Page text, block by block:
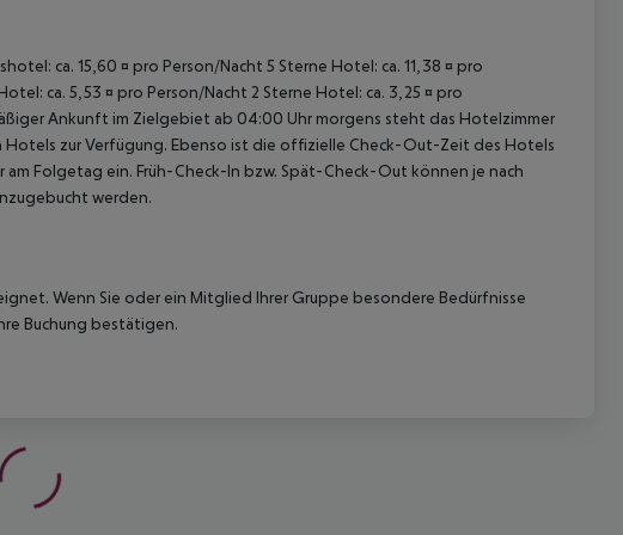
ca. 15,60 ¤ pro Person/Nacht 5 Sterne Hotel: ca. 11,38 ¤ pro
ca. 5,53 ¤ pro Person/Nacht 2 Sterne Hotel: ca. 3,25 ¤ pro
Ankunft im Zielgebiet ab 04:00 Uhr morgens steht das Hotelzimmer
zur Verfügung. Ebenso ist die offizielle Check-Out-Zeit des Hotels
Folgetag ein. Früh-Check-In bzw. Spät-Check-Out können je nach
werden.
Wenn Sie oder ein Mitglied Ihrer Gruppe besondere Bedürfnisse
Buchung bestätigen.